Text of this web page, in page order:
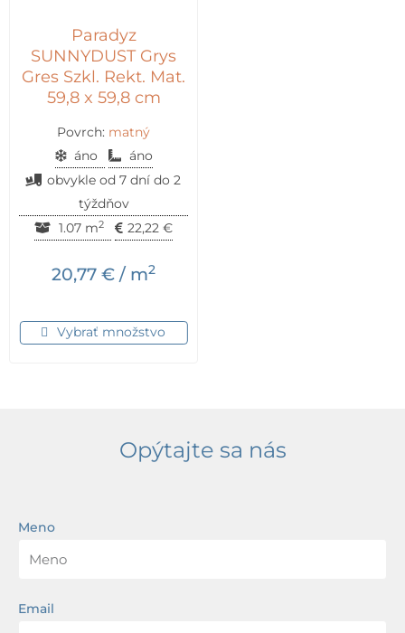
Paradyz
SUNNYDUST Grys
Gres Szkl. Rekt. Mat.
59,8 x 59,8 cm
Povrch: matný
áno
áno
obvykle od 7 dní do 2
týždňov
1.07 m2 22,22 €
20,77 € / m2
Vybrať množstvo
Opýtajte sa nás
Meno
Email